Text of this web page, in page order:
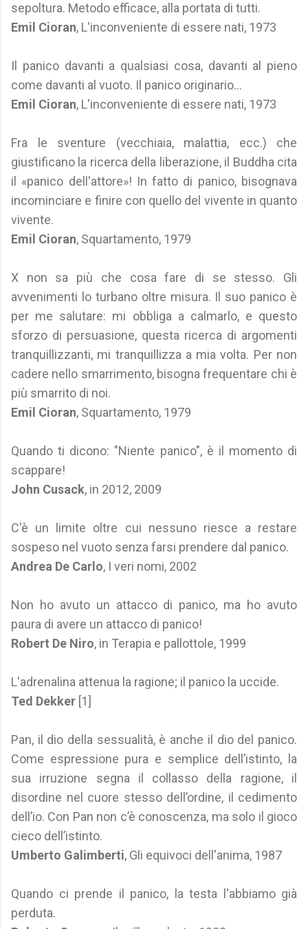
sepoltura. Metodo efficace, alla portata di tutti.
Emil Cioran, L'inconveniente di essere nati, 1973
Il panico davanti a qualsiasi cosa, davanti al pieno
come davanti al vuoto. Il panico originario…
Emil Cioran, L'inconveniente di essere nati, 1973
Fra le sventure (vecchiaia, malattia, ecc.) che
giustificano la ricerca della liberazione, il Buddha cita
il «panico dell'attore»! In fatto di panico, bisognava
incominciare e finire con quello del vivente in quanto
vivente.
Emil Cioran, Squartamento, 1979
X non sa più che cosa fare di se stesso. Gli
avvenimenti lo turbano oltre misura. Il suo panico è
per me salutare: mi obbliga a calmarlo, e questo
sforzo di persuasione, questa ricerca di argomenti
tranquillizzanti, mi tranquillizza a mia volta. Per non
cadere nello smarrimento, bisogna frequentare chi è
più smarrito di noi.
Emil Cioran, Squartamento, 1979
Quando ti dicono: "Niente panico", è il momento di
scappare!
John Cusack, in 2012, 2009
C'è un limite oltre cui nessuno riesce a restare
sospeso nel vuoto senza farsi prendere dal panico.
Andrea De Carlo, I veri nomi, 2002
Non ho avuto un attacco di panico, ma ho avuto
paura di avere un attacco di panico!
Robert De Niro, in Terapia e pallottole, 1999
L'adrenalina attenua la ragione; il panico la uccide.
Ted Dekker [1]
Pan, il dio della sessualità, è anche il dio del panico.
Come espressione pura e semplice dell’istinto, la
sua irruzione segna il collasso della ragione, il
disordine nel cuore stesso dell’ordine, il cedimento
dell’io. Con Pan non c’è conoscenza, ma solo il gioco
cieco dell’istinto.
Umberto Galimberti, Gli equivoci dell'anima, 1987
Quando ci prende il panico, la testa l'abbiamo già
perduta.